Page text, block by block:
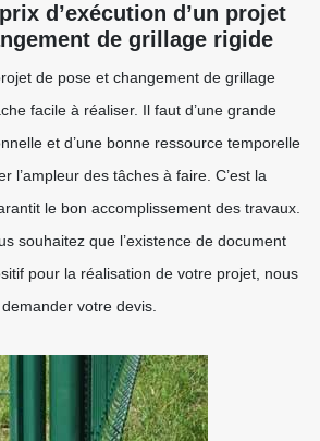
d’exécution d’un projet
de grillage rigide
de pose et changement de grillage
facile à réaliser. Il faut d’une grande
et d’une bonne ressource temporelle
l’ampleur des tâches à faire. C’est la
le bon accomplissement des travaux.
souhaitez que l’existence de document
pour la réalisation de votre projet, nous
votre devis.